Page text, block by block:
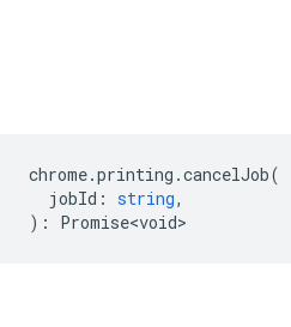
chrome.printing .cancelJob(
jobId : string,
) : Promise<void>